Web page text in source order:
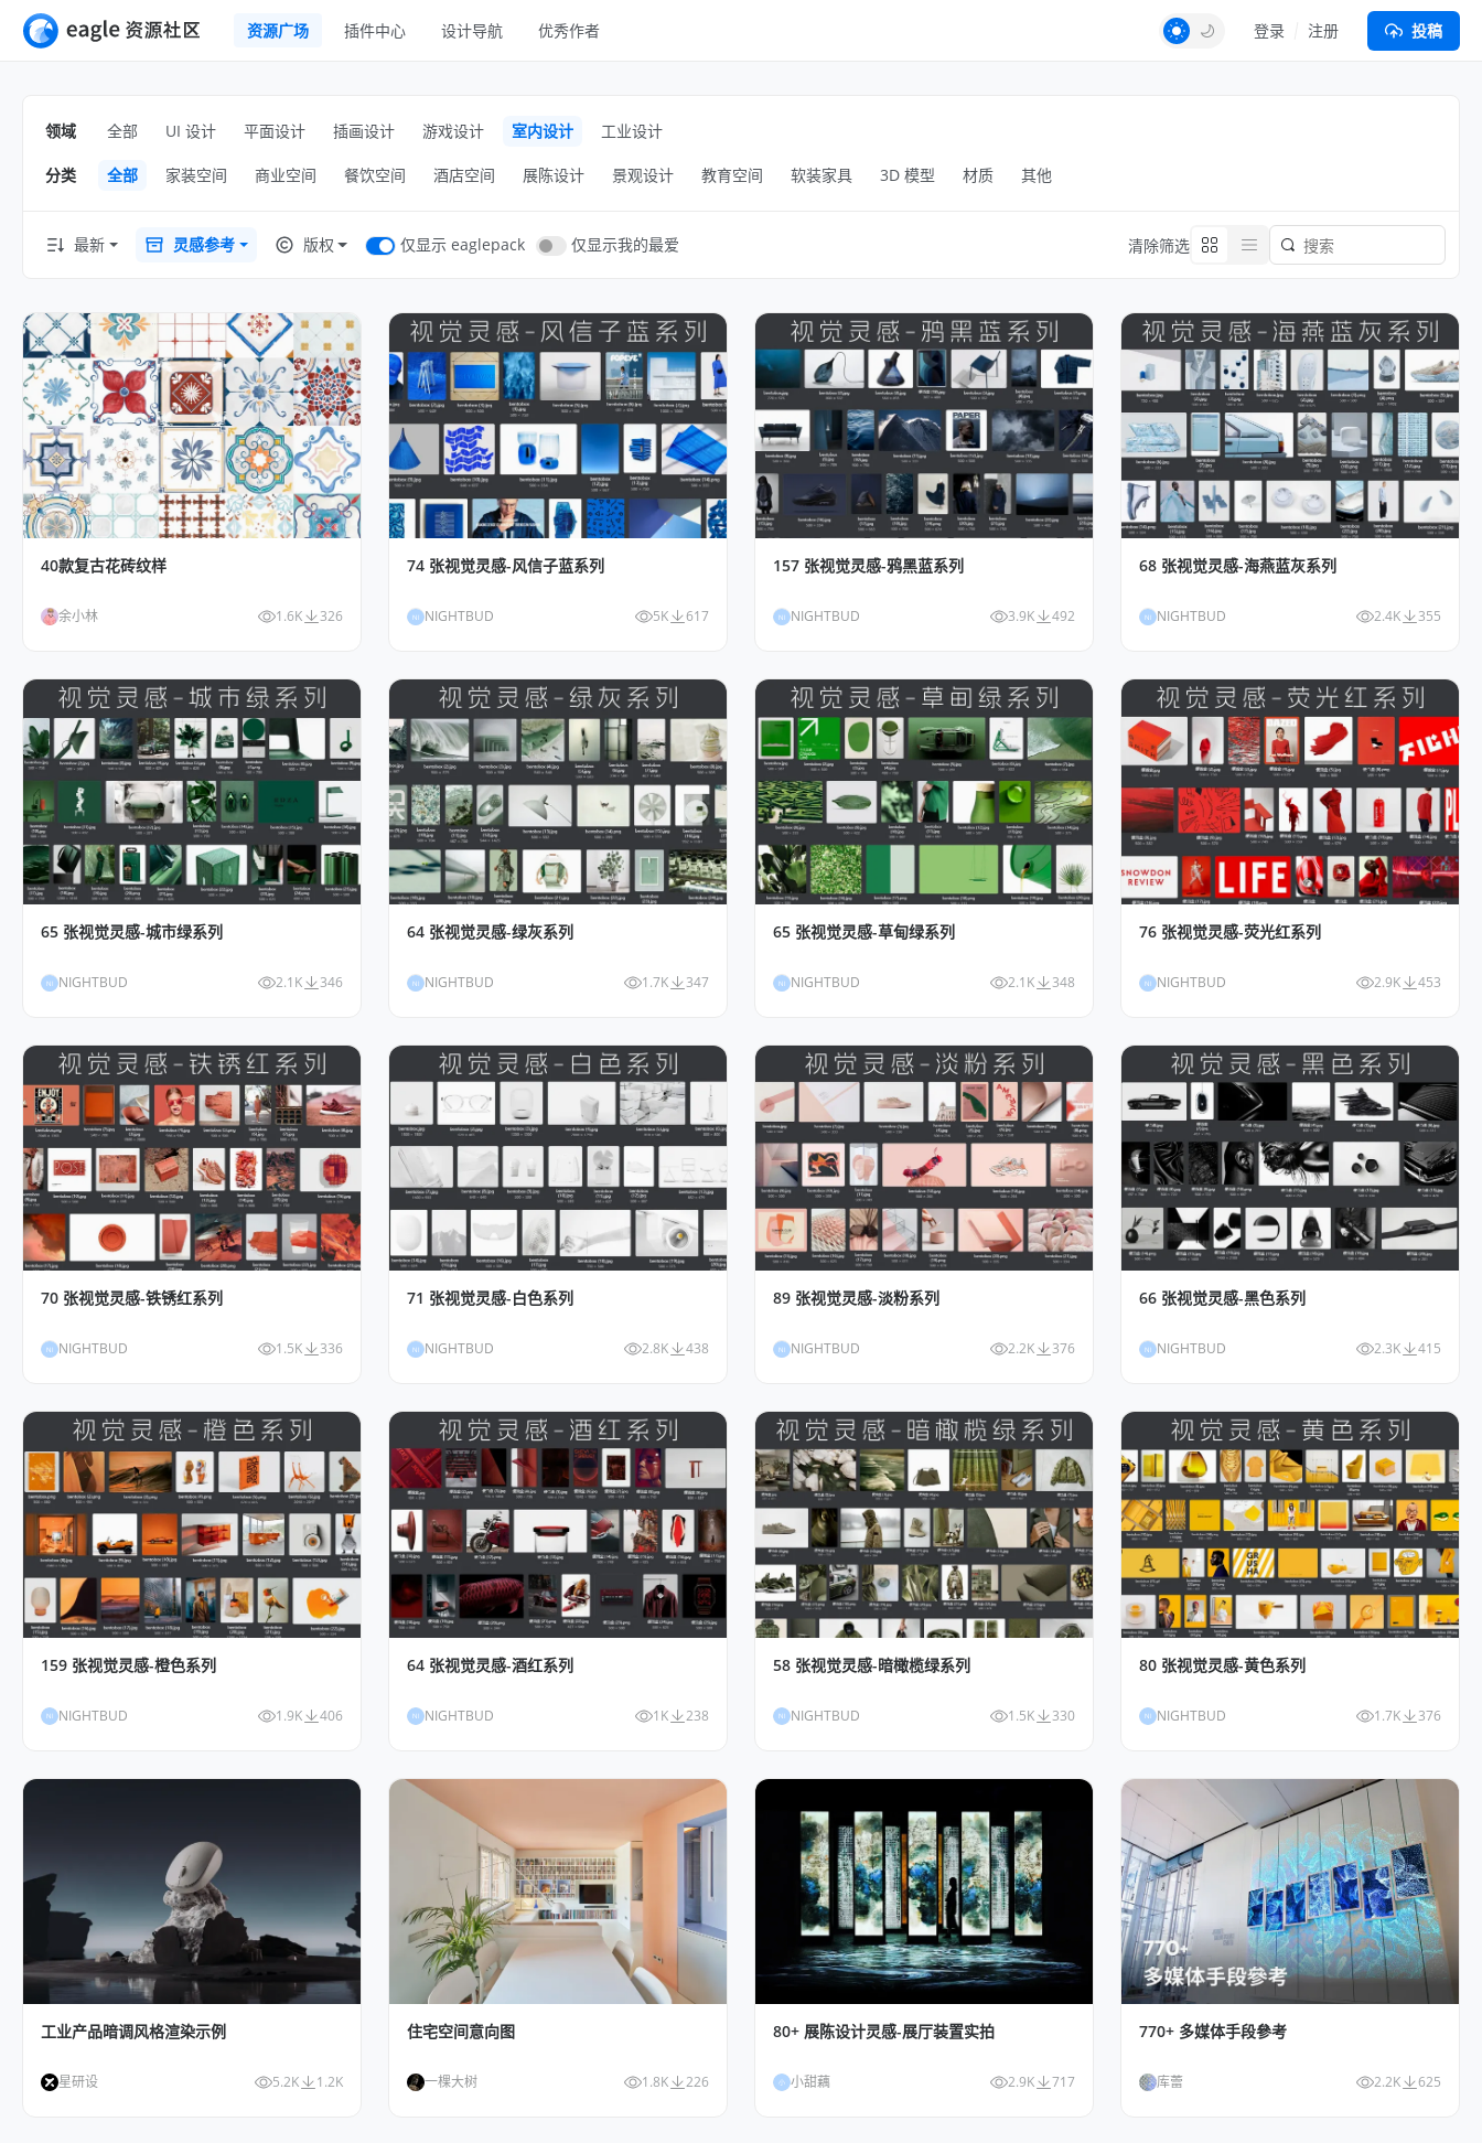
资源广场
平面设计
插画设计
游戏设计
工业设计
移动 UI
网页 UI
H5
横幅
图标
UI Kits
字体
插件中心 设计导航 优秀作者 登录 注册 投稿
领域 全部 UI 设计 平面设计 插画设计 游戏设计 室内设计 工业设计
分类 全部 家装空间 商业空间 餐饮空间 酒店空间 展陈设计 景观设计 教育空间 软装家具 3D 模型 材质 其他
最新 灵感参考 版权 仅显示 eaglepack 仅显示我的最爱 清除筛选
40款复古花砖纹样
余小林 1.6K 326
74 张视觉灵感-风信子蓝系列
NI NIGHTBUD 5K 617
157 张视觉灵感-鸦黑蓝系列
NI NIGHTBUD 3.9K 492
68 张视觉灵感-海燕蓝灰系列
NI NIGHTBUD 2.4K 355
65 张视觉灵感-城市绿系列
NI NIGHTBUD 2.1K 346
64 张视觉灵感-绿灰系列
NI NIGHTBUD 1.7K 347
65 张视觉灵感-草甸绿系列
NI NIGHTBUD 2.1K 348
76 张视觉灵感-荧光红系列
NI NIGHTBUD 2.9K 453
70 张视觉灵感-铁锈红系列
NI NIGHTBUD 1.5K 336
71 张视觉灵感-白色系列
NI NIGHTBUD 2.8K 438
89 张视觉灵感-淡粉系列
NI NIGHTBUD 2.2K 376
66 张视觉灵感-黑色系列
NI NIGHTBUD 2.3K 415
159 张视觉灵感-橙色系列
NI NIGHTBUD 1.9K 406
64 张视觉灵感-酒红系列
NI NIGHTBUD 1K 238
58 张视觉灵感-暗橄榄绿系列
NI NIGHTBUD 1.5K 330
80 张视觉灵感-黄色系列
NI NIGHTBUD 1.7K 376
工业产品暗调风格渲染示例
星研设 5.2K 1.2K
住宅空间意向图
一棵大树 1.8K 226
80+ 展陈设计灵感-展厅装置实拍
小 小甜藕 2.9K 717
770+ 多媒体手段參考
库蕾 2.2K 625